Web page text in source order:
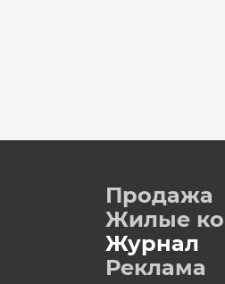
Продажа
Жилые
Журнал
Реклама